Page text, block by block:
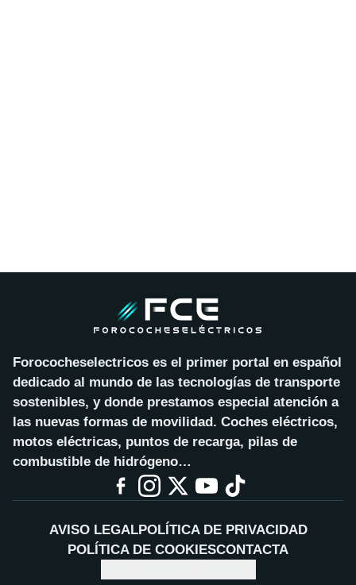
Forococheselectricos es el primer portal en español
dedicado al mundo de las tecnologías de transporte
sostenibles, y donde prestamos especial atención a
las nuevas formas de movilidad. Coches eléctricos,
motos eléctricas, puntos de recarga, pilas de
combustible de hidrógeno…
AVISO LEGALPOLÍTICA DE PRIVACIDAD
POLÍTICA DE COOKIESCONTACTA